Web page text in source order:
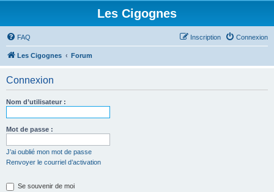
Les Cigognes
FAQ Connexion
Inscription
Les Cigognes Forum
Connexion
Nom d’utilisateur :
Mot de passe :
J’ai oublié mon mot de passe
Renvoyer le courriel d’activation
Se souvenir de moi